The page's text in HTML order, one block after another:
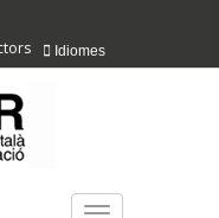
Idiomes
TOGGLE